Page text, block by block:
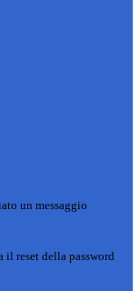
un messaggio
il reset della password